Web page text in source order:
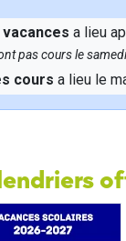
vacances a lieu
pas cours le
cours a lieu le